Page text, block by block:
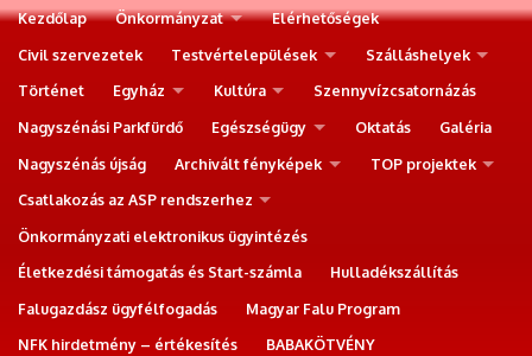
Kezdőlap Önkormányzat
Elérhetőségek
Civil szervezetek
Testvértelepülések
Szálláshelyek
Történet
Egyház Kultúra
Szennyvízcsatornázás
Nagyszénási Parkfürdő
Egészségügy Oktatás
Galéria
Nagyszénás újság
Archivált fényképek
TOP projektek
Csatlakozás az ASP rendszerhez
Önkormányzati elektronikus ügyintézés
Életkezdési támogatás és Start-számla
Hulladékszállítás
Falugazdász ügyfélfogadás
Magyar Falu Program
NFK hirdetmény – értékesítés
BABAKÖTVÉNY